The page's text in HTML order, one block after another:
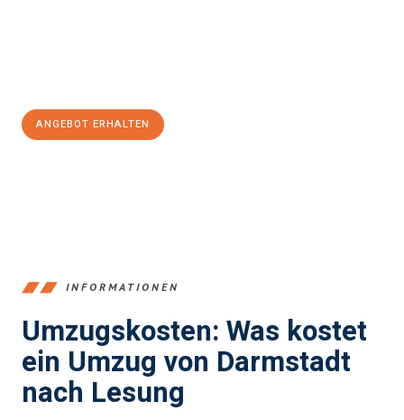
ANGEBOT ERHALTEN
INFORMATIONEN
Umzugskosten: Was kostet
ein Umzug von Darmstadt
nach Lesung